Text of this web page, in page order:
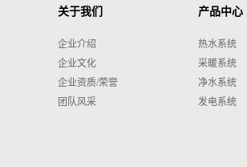
关于我们
企业介绍
企业文化
企业资质/荣誉
团队风采
产品中心
热水系统
采暖系统
净水系统
发电系统